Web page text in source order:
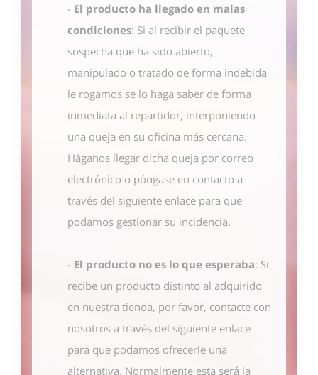
- El producto ha llegado en malas
condiciones: Si al recibir el paquete
sospecha que ha sido abierto,
manipulado o tratado de forma indebida
le rogamos se lo haga saber de forma
inmediata al repartidor, interponiendo
una queja en su oficina más cercana.
Háganos llegar dicha queja por correo
electrónico o póngase en contacto a
través del siguiente enlace para que
podamos gestionar su incidencia.
- El producto no es lo que esperaba: Si
recibe un producto distinto al adquirido
en nuestra tienda, por favor, contacte con
nosotros a través del siguiente enlace
para que podamos ofrecerle una
alternativa. Normalmente esta será la